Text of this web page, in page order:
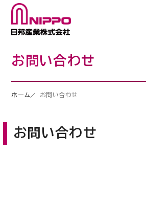
お問い合わせ
ホーム お問い合わせ
お問い合わせ